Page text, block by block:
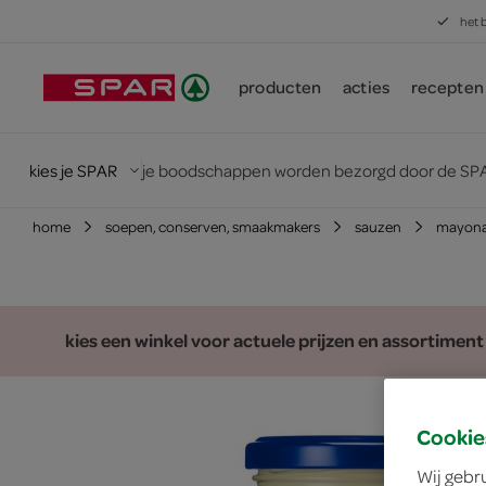
het
producten acties recepten
kies je SPAR je boodschappen worden bezorgd door de
home soepen, conserven, smaakmakers sauzen
kies een winkel voor actuele prijzen en assortiment
Wij